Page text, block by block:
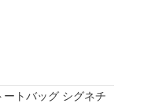
ートバッグ シグネチ